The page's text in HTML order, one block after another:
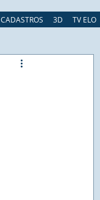
CADASTROS 3D TV ELO